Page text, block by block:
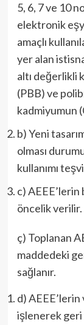
5, 6, 7 ve 10
elektronik
amaçlı
yer alan
altı değerlikli
(PBB) ve
kadmiyumun
b) Yeni
olması
kullanımı
c) AEEE’lerin
öncelik verilir.
ç) Toplanan
maddedeki
sağlanır.
d)
işlenerek geri